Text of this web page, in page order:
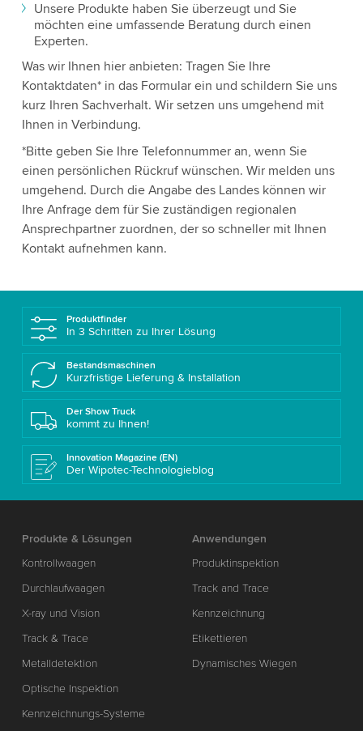
Unsere Produkte haben Sie überzeugt und Sie
möchten eine umfassende Beratung durch einen
Experten.
Was wir Ihnen hier anbieten: Tragen Sie Ihre
Kontaktdaten* in das Formular ein und schildern Sie uns
kurz Ihren Sachverhalt. Wir setzen uns umgehend mit
Ihnen in Verbindung.
*Bitte geben Sie Ihre Telefonnummer an, wenn Sie
einen persönlichen Rückruf wünschen. Wir melden uns
umgehend. Durch die Angabe des Landes können wir
Ihre Anfrage dem für Sie zuständigen regionalen
Ansprechpartner zuordnen, der so schneller mit Ihnen
Kontakt aufnehmen kann.
Produktfinder
In 3 Schritten zu Ihrer Lösung
Bestandsmaschinen
Kurzfristige Lieferung & Installation
Der Show Truck
kommt zu Ihnen!
Innovation Magazine (EN)
Der Wipotec-Technologieblog
Produkte & Lösungen
Kontrollwaagen
Durchlaufwaagen
X-ray und Vision
Track & Trace
Metalldetektion
Optische Inspektion
Kennzeichnungs-Systeme
Anwendungen
Produktinspektion
Track and Trace
Kennzeichnung
Etikettieren
Dynamisches Wiegen